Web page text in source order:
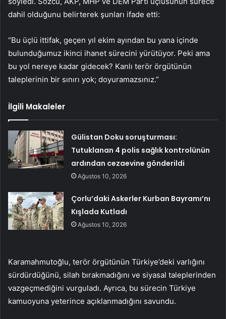
dahil olduğunu belirterek şunları ifade etti:
“Bu üçlü ittifak, geçen yıl ekim ayından bu yana içinde
bulunduğumuz ikinci ihanet sürecini yürütüyor. Peki ama
bu yol nereye kadar gidecek? Kanlı terör örgütünün
taleplerinin bir sınırı yok; doyuramazsınız.”
İlgili Makaleler
Gülistan Doku soruşturması:
Tutuklanan 4 polis sağlık kontrolünün
ardından cezaevine gönderildi
Ağustos 10, 2026
Çorlu’daki Askerler Kurban Bayramı’nı
Kışlada Kutladı
Ağustos 10, 2026
Karamahmutoğlu, terör örgütünün Türkiye’deki varlığını
sürdürdüğünü, silah bırakmadığını ve siyasal taleplerinden
vazgeçmediğini vurguladı. Ayrıca, bu sürecin Türkiye
kamuoyuna yeterince açıklanmadığını savundu.